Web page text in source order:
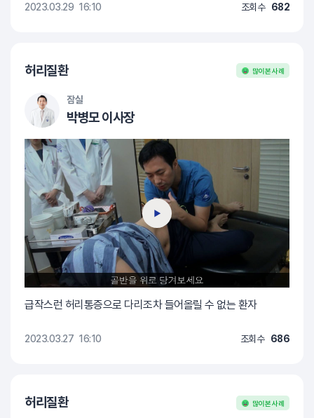
2023.03.29 16:10 조회수 682
허리질환 많이 본 사례
잠실
박병모 이사장
급작스런 허리통증으로 다리조차 들어올릴 수 없는 환자
2023.03.27 16:10 조회수 686
허리질환 많이 본 사례